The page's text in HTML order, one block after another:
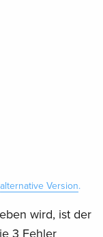
alternative Version.
wird, ist der
3 Fehler